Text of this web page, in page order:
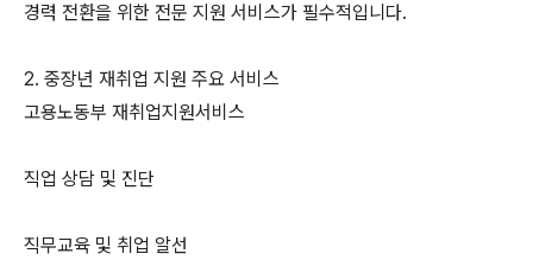
경력 전환을 위한 전문 지원 서비스가 필수적입니다.
2. 중장년 재취업 지원 주요 서비스
고용노동부 재취업지원서비스
직업 상담 및 진단
직무교육 및 취업 알선